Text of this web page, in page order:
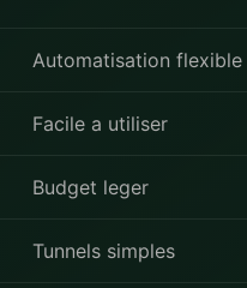
Automatisation flexible
Facile a utiliser
Budget leger
Tunnels simples